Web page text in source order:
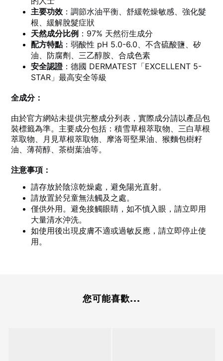
主要功效 ：調節水油平衡、舒緩乾燥敏感、強化髮
根、緩解脫髮症狀
天然成分比例 ：97% 天然衍生成分
配方特點：弱酸性 pH 5.0-6.0、不含硫酸鹽、矽
油、防腐劑、三乙醇胺、合成色素
安全認證：德國 DERMATEST「EXCELLENT 5-
STAR」最高安全等級
全成分：
由於官方網站未提供完整成分列表，實際成分請以產品包
裝標籤為準。主要成分包括：積雪草根萃取物、三白草根
萃取物、月見草根萃取物、摩洛哥堅果油、猴麵包樹籽
油、薄荷醇、茶樹葉油等。
注意事項：
請存放於陰涼乾燥處，避免陽光直射。
請放置於兒童無法觸及之處。
僅供外用。避免接觸眼睛，如不慎入眼，請立即用
大量清水沖洗。
如使用後出現皮膚不適或過敏反應，請立即停止使
用。
您可能喜歡...